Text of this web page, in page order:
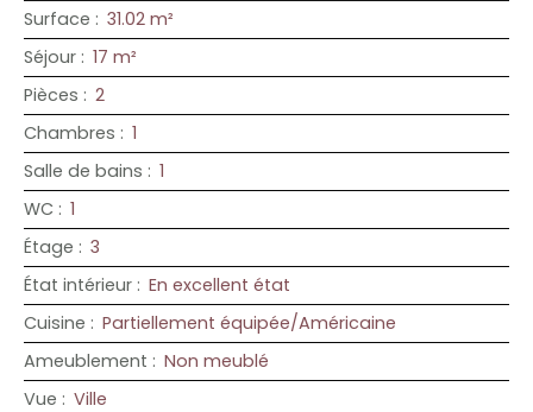
Surface : 31.02 m²
Séjour : 17 m²
Pièces : 2
Chambres : 1
Salle de bains : 1
WC : 1
Étage : 3
État intérieur : En excellent état
Cuisine : Partiellement équipée/Américaine
Ameublement : Non meublé
Vue : Ville